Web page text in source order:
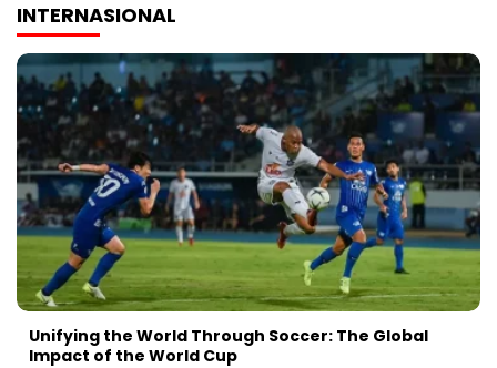
INTERNASIONAL
Unifying the World Through Soccer: The Global
Impact of the World Cup